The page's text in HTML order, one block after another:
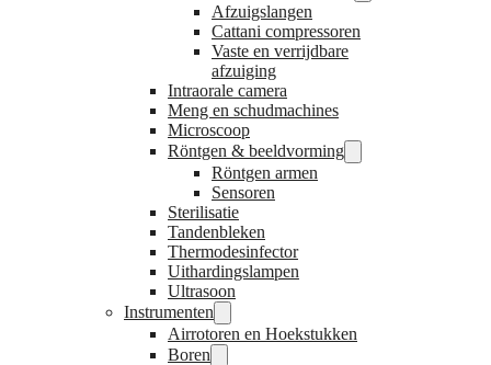
Afzuigslangen
Cattani compressoren
Vaste en verrijdbare
afzuiging
Intraorale camera
Meng en schudmachines
Microscoop
Röntgen & beeldvorming
Röntgen armen
Sensoren
Sterilisatie
Tandenbleken
Thermodesinfector
Uithardingslampen
Ultrasoon
Instrumenten
Airrotoren en Hoekstukken
Boren